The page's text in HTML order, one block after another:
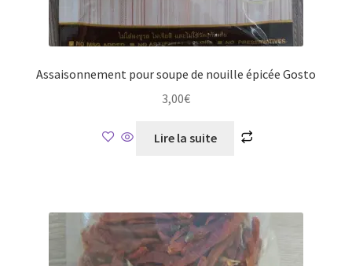
Assaisonnement pour soupe de nouille épicée Gosto
3,00€
Lire la suite